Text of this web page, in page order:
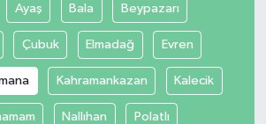
Ayaş Bala Beypazarı
Çubuk Elmadağ Evren
Kahramankazan Kalecik
Nallıhan Polatlı